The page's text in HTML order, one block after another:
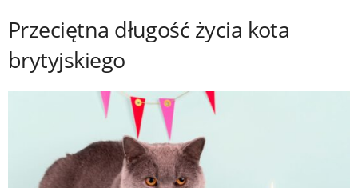
Przeciętna długość życia kota
brytyjskiego